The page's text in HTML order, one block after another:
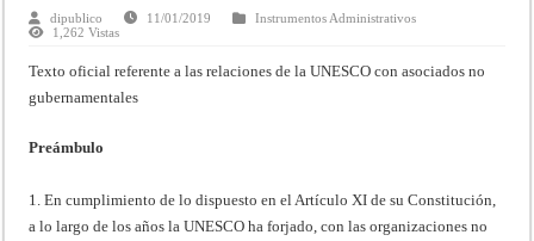
dipublico 11/01/2019
Instrumentos Administrativos
1,262 Vistas
Texto oficial referente a las relaciones de la UNESCO con asociados no
gubernamentales
Preámbulo
1. En cumplimiento de lo dispuesto en el Artículo XI de su Constitución,
a lo largo de los años la UNESCO ha forjado, con las organizaciones no